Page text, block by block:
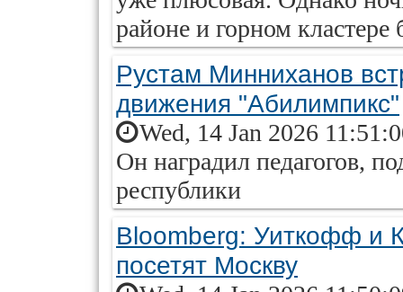
районе и горном
Рустам Минниханов
движения "Абилимпикс"
Wed, 14 Jan 2026
Он наградил педагогов,
республики
Bloomberg: Уиткофф и
посетят Москву